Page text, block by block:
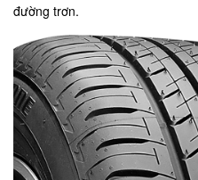
đường trơn.